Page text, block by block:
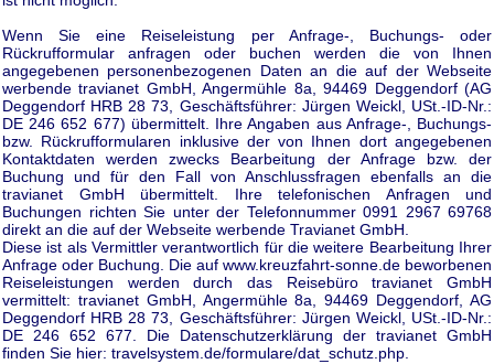
Wenn Sie eine Reiseleistung per Anfrage-, Buchungs- oder
Rückrufformular anfragen oder buchen werden die von Ihnen
angegebenen personenbezogenen Daten an die auf der Webseite
werbende travianet GmbH, Angermühle 8a, 94469 Deggendorf (AG
Deggendorf HRB 28 73, Geschäftsführer: Jürgen Weickl, USt.-ID-Nr.:
DE 246 652 677) übermittelt. Ihre Angaben aus Anfrage-, Buchungs-
bzw. Rückrufformularen inklusive der von Ihnen dort angegebenen
Kontaktdaten werden zwecks Bearbeitung der Anfrage bzw. der
Buchung und für den Fall von Anschlussfragen ebenfalls an die
travianet GmbH übermittelt. Ihre telefonischen Anfragen und
Buchungen richten Sie unter der Telefonnummer 0991 2967 69768
direkt an die auf der Webseite werbende Travianet GmbH.
Diese ist als Vermittler verantwortlich für die weitere Bearbeitung Ihrer
Anfrage oder Buchung. Die auf www.kreuzfahrt-sonne.de beworbenen
Reiseleistungen werden durch das Reisebüro travianet GmbH
vermittelt: travianet GmbH, Angermühle 8a, 94469 Deggendorf, AG
Deggendorf HRB 28 73, Geschäftsführer: Jürgen Weickl, USt.-ID-Nr.:
DE 246 652 677. Die Datenschutzerklärung der travianet GmbH
finden Sie hier: travelsystem.de/formulare/dat_schutz.php.